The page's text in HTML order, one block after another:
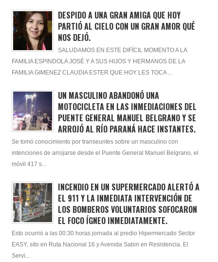
DESPIDO A UNA GRAN AMIGA QUE HOY
PARTIÓ AL CIELO CON UN GRAN AMOR QUÉ
NOS DEJÓ.
SALUDAMOS EN ESTE DIFÍCIL MOMENTO A LA
FAMILIA ESPINDOLA JOSÉ Y A SUS HIJOS Y HERMANOS DE LA
FAMILIA GIMENEZ CLAUDIA ESTER QUE HOY LES TOCA ...
UN MASCULINO ABANDONÓ UNA
MOTOCICLETA EN LAS INMEDIACIONES DEL
PUENTE GENERAL MANUEL BELGRANO Y SE
ARROJÓ AL RÍO PARANÁ HACE INSTANTES.
Se tomó conocimiento por transeuntes sobre un masculino con
intenciones de arrojarse desde el Puente General Manuel Belgrano, el
móvil 417 s...
INCENDIO EN UN SUPERMERCADO ALERTÓ A
EL 911 Y LA INMEDIATA INTERVENCIÓN DE
LOS BOMBEROS VOLUNTARIOS SOFOCARON
EL FOCO ÍGNEO INMEDIATAMENTE.
Esto ocurrió a las 00:30 horas jornada al predio Hipermercado Sector
EASY, sito en Ruta Nacional 16 y Avenida Sabin en Resistencia. El
Servi...